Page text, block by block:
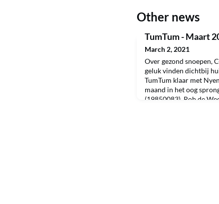
Other news
TumTum - Maart
March 2, 2021
Over gezond snoepen,
geluk vinden dichtbij
TumTum klaar met
maand in het oog
(19850083), Rob de